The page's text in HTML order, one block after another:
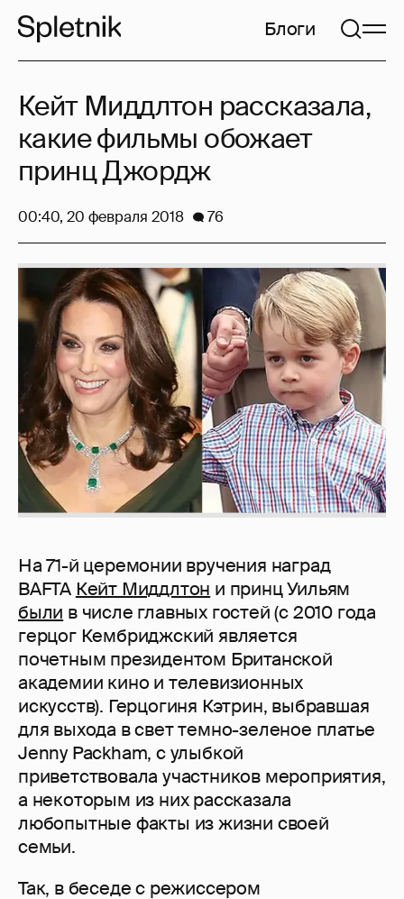
Блоги
На 71-й церемонии вручения наград
BAFTA Кейт Миддлтон и принц Уильям
были в числе главных гостей (с 2010 года
герцог Кембриджский является
почетным президентом Британской
академии кино и телевизионных
искусств). Герцогиня Кэтрин, выбравшая
для выхода в свет темно-зеленое платье
Jenny Packham, с улыбкой
приветствовала участников мероприятия,
а некоторым из них рассказала
любопытные факты из жизни своей
семьи.
Так, в беседе с режиссером
Кейт Миддлтон рассказала,
какие фильмы обожает
принц Джордж
00:40, 20 февраля 2018 76